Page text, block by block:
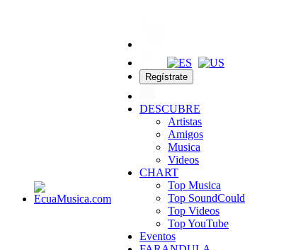
Regístrate
DESCUBRE
Artistas
Amigos
Musica
Videos
CHART
Top Musica
Top SoundCould
Top Videos
Top YouTube
Eventos